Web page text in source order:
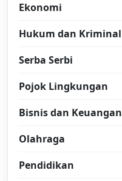
Ekonomi
Hukum dan Kriminal
Serba Serbi
Pojok Lingkungan
Bisnis dan Keuangan
Olahraga
Pendidikan